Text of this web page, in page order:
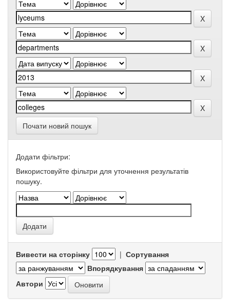
Почати новий пошук
Додати фільтри:
Використовуйте фільтри для уточнення результатів
пошуку.
Вивести на сторінку | Сортування
Впорядкування
Автори